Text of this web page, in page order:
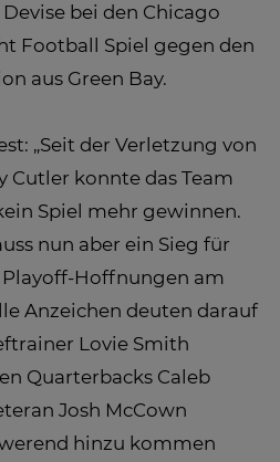
bei den Chicago
Football Spiel gegen den
aus Green Bay.
„Seit der Verletzung von
Cutler konnte das Team
Spiel mehr gewinnen.
nun aber ein Sieg für
Hoffnungen am
Anzeichen deuten darauf
Lovie Smith
Quarterbacks Caleb
Josh McCown
hinzu kommen